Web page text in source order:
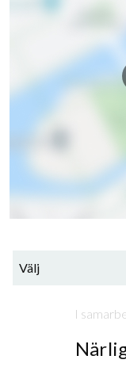
Välj
I